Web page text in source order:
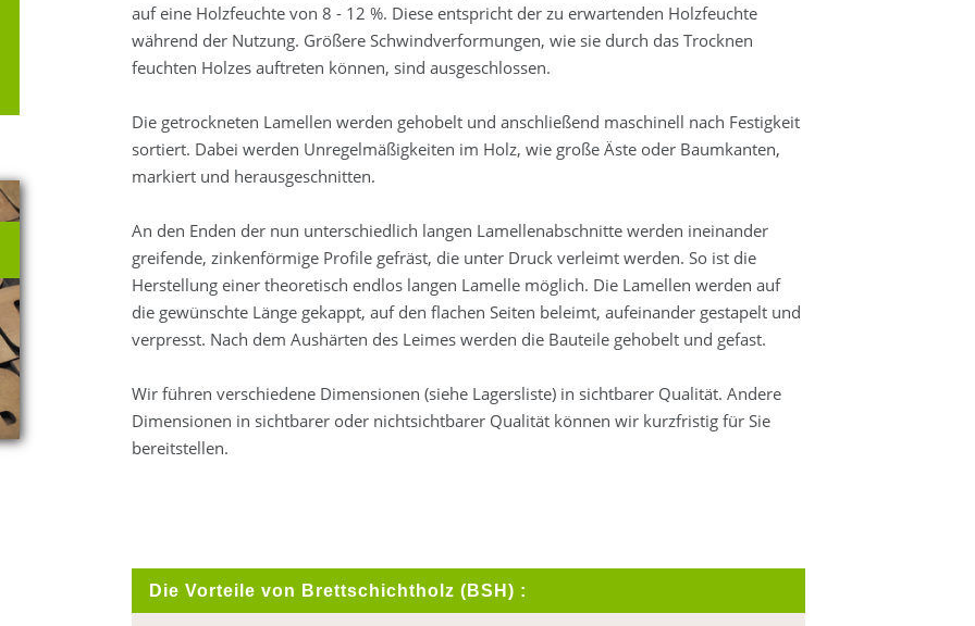
auf eine Holzfeuchte von 8 - 12 %. Diese entspricht der zu erwartenden Holzfeuchte
während der Nutzung. Größere Schwindverformungen, wie sie durch das Trocknen
feuchten Holzes auftreten können, sind ausgeschlossen.
Die getrockneten Lamellen werden gehobelt und anschließend maschinell nach Festigkeit
sortiert. Dabei werden Unregelmäßigkeiten im Holz, wie große Äste oder Baumkanten,
markiert und herausgeschnitten.
An den Enden der nun unterschiedlich langen Lamellenabschnitte werden ineinander
greifende, zinkenförmige Profile gefräst, die unter Druck verleimt werden. So ist die
Herstellung einer theoretisch endlos langen Lamelle möglich. Die Lamellen werden auf
die gewünschte Länge gekappt, auf den flachen Seiten beleimt, aufeinander gestapelt und
verpresst. Nach dem Aushärten des Leimes werden die Bauteile gehobelt und gefast.
Wir führen verschiedene Dimensionen (siehe Lagersliste) in sichtbarer Qualität. Andere
Dimensionen in sichtbarer oder nichtsichtbarer Qualität können wir kurzfristig für Sie
bereitstellen.
Die Vorteile von Brettschichtholz (BSH) :